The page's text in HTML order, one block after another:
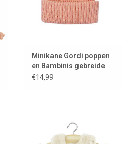
Minikane Gordi poppen
en Bambinis gebreide
muts Marius / kleur
€14,99